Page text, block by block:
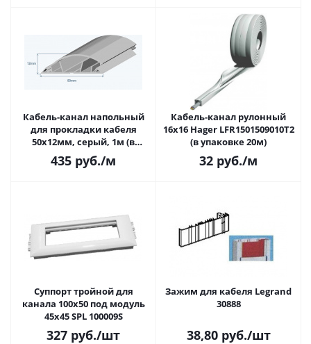
Кабель-канал напольный
для прокладки кабеля
50х12мм, серый, 1м (в
упаковке 20м) Efapel 10110
435 руб./м
Кабель-канал рулонный
16x16 Hager LFR1501509010T2
(в упаковке 20м)
32 руб./м
Суппорт тройной для
канала 100x50 под модуль
45x45 SPL 100009S
327 руб./шт
Зажим для кабеля Legrand
30888
38,80руб./шт